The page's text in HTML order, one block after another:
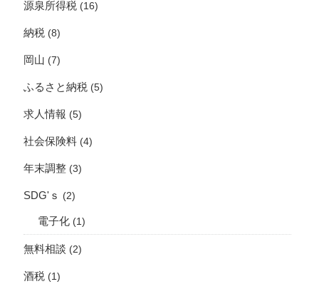
源泉所得税 (16)
納税 (8)
岡山 (7)
ふるさと納税 (5)
求人情報 (5)
社会保険料 (4)
年末調整 (3)
SDG'ｓ (2)
電子化 (1)
無料相談 (2)
酒税 (1)